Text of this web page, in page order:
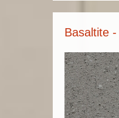
Basaltite